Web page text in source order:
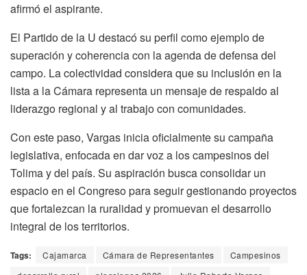
afirmó el aspirante.
El Partido de la U destacó su perfil como ejemplo de
superación y coherencia con la agenda de defensa del
campo. La colectividad considera que su inclusión en la
lista a la Cámara representa un mensaje de respaldo al
liderazgo regional y al trabajo con comunidades.
Con este paso, Vargas inicia oficialmente su campaña
legislativa, enfocada en dar voz a los campesinos del
Tolima y del país. Su aspiración busca consolidar un
espacio en el Congreso para seguir gestionando proyectos
que fortalezcan la ruralidad y promuevan el desarrollo
integral de los territorios.
Tags: Cajamarca Cámara de Representantes
Campesinos